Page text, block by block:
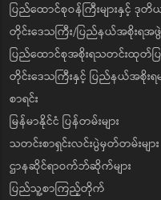
ပြည်ထောင်စုဝန်ကြီးများနှင့် ဒုတိယ
တိုင်းဒေသကြီး/ပြည်နယ်အစိုးရအ
ပြည်ထောင်စုအစိုးရသတင်းထုတ်ပ
တိုင်းဒေသကြီးနှင့် ပြည်နယ်အစိုးရမ
စာရင်း
မြန်မာနိုင်ငံ ပြန်တမ်းများ
သတင်းစာရှင်းလင်းပွဲမှတ်တမ်းများ
ဌာနဆိုင်ရာဝက်ဘ်ဆိုက်များ
ပြည်သူ့စာကြည့်တိုက်